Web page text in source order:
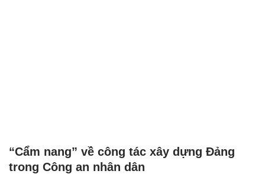
“Cẩm nang” về công tác xây dựng Đảng
trong Công an nhân dân